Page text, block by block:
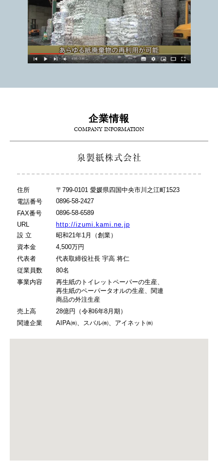
企業情報
COMPANY INFORMATION
泉製紙株式会社
住所
〒799-0101 愛媛県四国中央市川之江町1523
電話番号
0896-58-2427
FAX番号
0896-58-6589
URL
http://izumi.kami.ne.jp
設 立
昭和21年1月（創業）
資本金
4,500万円
代表者
代表取締役社長 宇高 将仁
従業員数
80名
事業内容
再生紙のトイレットペーパーの生産、
再生紙のペーパータオルの生産、関連
商品の外注生産
売上高
28億円（令和6年8月期）
関連企業
AIPA㈱、スバル㈱、アイネット㈱